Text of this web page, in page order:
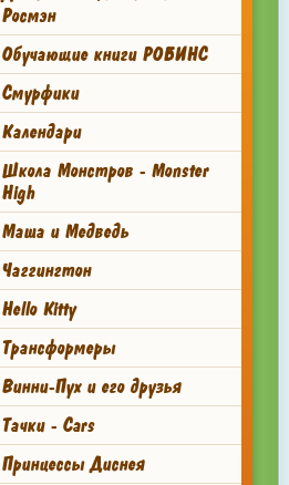
Росмэн
Обучающие книги РОБИНС
Смурфики
Календари
Школа Монстров - Monster
High
Маша и Медведь
Чаггингтон
Hello Kitty
Трансформеры
Винни-Пух и его друзья
Тачки - Cars
Принцессы Диснея